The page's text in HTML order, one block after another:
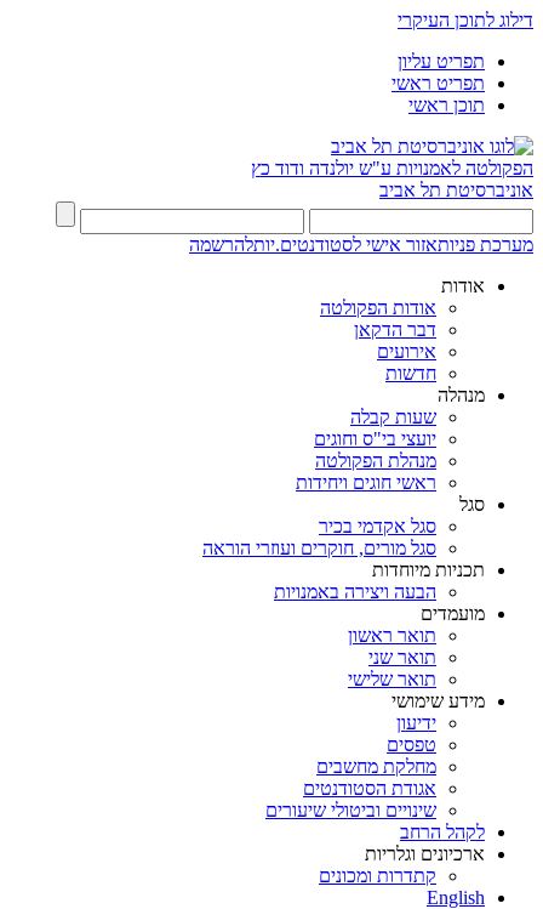
דילוג לתוכן העיקרי
תפריט עליון
תפריט ראשי
תוכן ראשי
הפקולטה לאמנויות ע"ש יולנדה ודוד כץ
אוניברסיטת תל אביב
מערכת פניותאזור אישי לסטודנטים.יותלהרשמה
אודות
אודות הפקולטה
דבר הדקאן
אירועים
חדשות
מנהלה
שעות קבלה
יועצי בי"ס וחוגים
מנהלת הפקולטה
ראשי חוגים ויחידות
סגל
סגל אקדמי בכיר
סגל מורים, חוקרים ועוזרי הוראה
תכניות מיוחדות
הבעה ויצירה באמנויות
מועמדים
תואר ראשון
תואר שני
תואר שלישי
מידע שימושי
ידיעון
טפסים
מחלקת מחשבים
אגודת הסטודנטים
שינויים וביטולי שיעורים
לקהל הרחב
ארכיונים וגלריות
קתדרות ומכונים
English